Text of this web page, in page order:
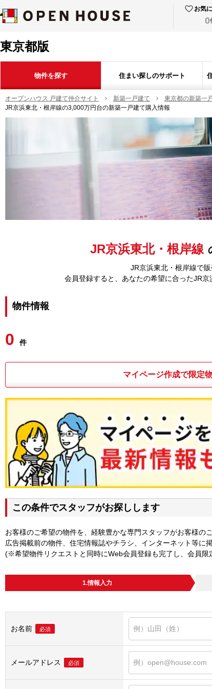
お気
0
東京都版
物件を探す 住まい探しのサポート
オープンハウス 戸建て仲介サイト 新築一戸建て 東京都の新築一
JR京浜東北・根岸線の3,000万円台の新築一戸建て購入情報
JR京浜東北・根岸線
JR京浜東北・根岸線で
会員登録すると、あなたの希望に合ったJR
物件情報
0 件
マイページ作成で限定
この条件でスタッフがお探しします
お客様のご希望の物件を、経験豊かな専門スタッフがお客様の
広告掲載前の物件、住宅情報誌やチラシ、インターネット等に
(※希望物件リクエストと同時にWeb会員登録も完了し、会員
1.情報入力
お名前 必須
メールアドレス 必須